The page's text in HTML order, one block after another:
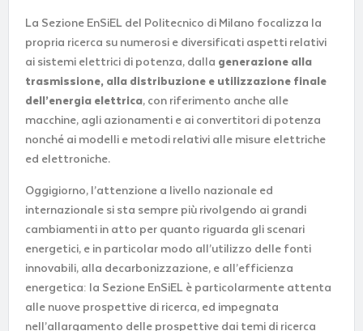
La Sezione EnSiEL del Politecnico di Milano focalizza la
propria ricerca su numerosi e diversificati aspetti relativi
ai sistemi elettrici di potenza, dalla generazione alla
trasmissione, alla distribuzione e utilizzazione finale
dell’energia elettrica, con riferimento anche alle
macchine, agli azionamenti e ai convertitori di potenza
nonché ai modelli e metodi relativi alle misure elettriche
ed elettroniche.
Oggigiorno, l’attenzione a livello nazionale ed
internazionale si sta sempre più rivolgendo ai grandi
cambiamenti in atto per quanto riguarda gli scenari
energetici, e in particolar modo all’utilizzo delle fonti
innovabili, alla decarbonizzazione, e all’efficienza
energetica: la Sezione EnSiEL è particolarmente attenta
alle nuove prospettive di ricerca, ed impegnata
nell’allargamento delle prospettive dai temi di ricerca